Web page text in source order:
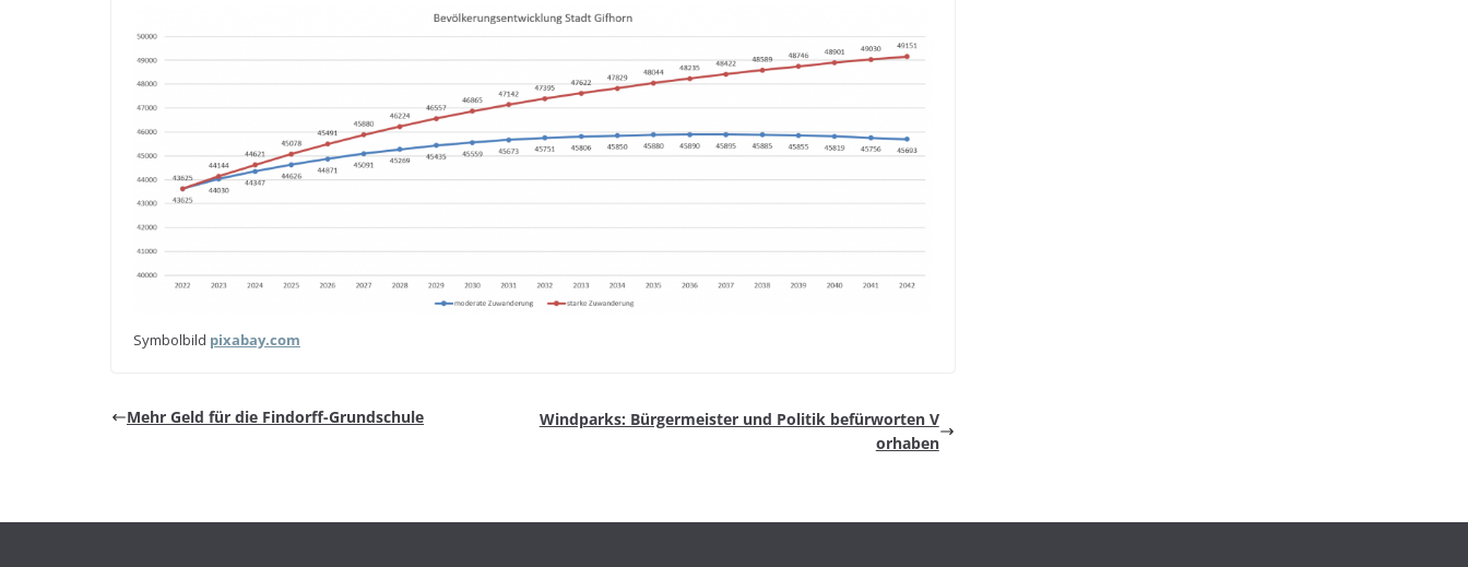
Sym­bol­bild pix​a​bay​.com
Mehr Geld für die Findorff-Grundschule
Wind­parks: Bür­ger­meis­ter und Poli­tik befür­wor­ten V
orhaben